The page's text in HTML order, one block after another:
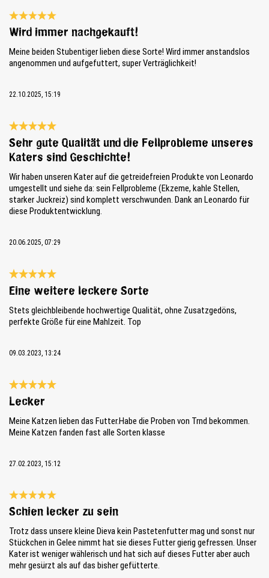
Reseña con calificación de 5 de 5 estrellas
Wird immer nachgekauft!
Meine beiden Stubentiger lieben diese Sorte! Wird immer anstandslos
angenommen und aufgefuttert, super Verträglichkeit!
22.10.2025, 15:19
Reseña con calificación de 5 de 5 estrellas
Sehr gute Qualität und die Fellprobleme unseres
Katers sind Geschichte!
Wir haben unseren Kater auf die getreidefreien Produkte von Leonardo
umgestellt und siehe da: sein Fellprobleme (Ekzeme, kahle Stellen,
starker Juckreiz) sind komplett verschwunden. Dank an Leonardo für
diese Produktentwicklung.
20.06.2025, 07:29
Reseña con calificación de 5 de 5 estrellas
Eine weitere leckere Sorte
Stets gleichbleibende hochwertige Qualität, ohne Zusatzgedöns,
perfekte Größe für eine Mahlzeit. Top
09.03.2023, 13:24
Reseña con calificación de 5 de 5 estrellas
Lecker
Meine Katzen lieben das Futter.Habe die Proben von Trnd bekommen.
Meine Katzen fanden fast alle Sorten klasse
27.02.2023, 15:12
Reseña con calificación de 5 de 5 estrellas
Schien lecker zu sein
Trotz dass unsere kleine Dieva kein Pastetenfutter mag und sonst nur
Stückchen in Gelee nimmt hat sie dieses Futter gierig gefressen. Unser
Kater ist weniger wählerisch und hat sich auf dieses Futter aber auch
mehr gesürzt als auf das bisher gefütterte.